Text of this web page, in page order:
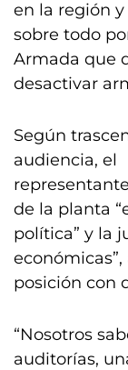
en la región
sobre todo
Armada que
desactivar
Según
audiencia, el
de la planta
política” y la
posición con
“Nosotros
auditorías,